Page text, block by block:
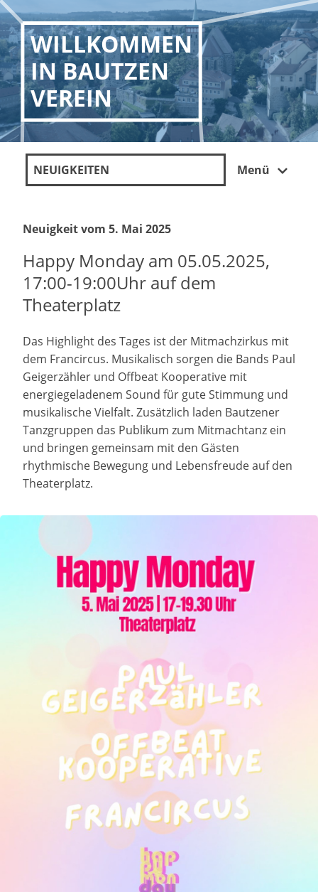
WILLKOMMEN
IN BAUTZEN
VEREIN
NEUIGKEITEN Menü
Neuigkeit vom 5. Mai 2025
Happy Monday am 05.05.2025,
17:00-19:00Uhr auf dem
Theaterplatz
Das Highlight des Tages ist der Mitmachzirkus mit
dem Francircus. Musikalisch sorgen die Bands Paul
Geigerzähler und Offbeat Kooperative mit
energiegeladenem Sound für gute Stimmung und
musikalische Vielfalt. Zusätzlich laden Bautzener
Tanzgruppen das Publikum zum Mitmachtanz ein
und bringen gemeinsam mit den Gästen
rhythmische Bewegung und Lebensfreude auf den
Theaterplatz.